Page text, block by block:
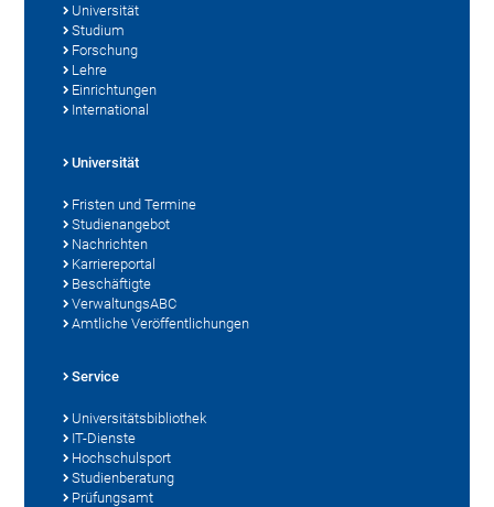
Universität
Studium
Forschung
Lehre
Einrichtungen
International
Universität
Fristen und Termine
Studienangebot
Nachrichten
Karriereportal
Beschäftigte
VerwaltungsABC
Amtliche Veröffentlichungen
Service
Universitätsbibliothek
IT-Dienste
Hochschulsport
Studienberatung
Prüfungsamt